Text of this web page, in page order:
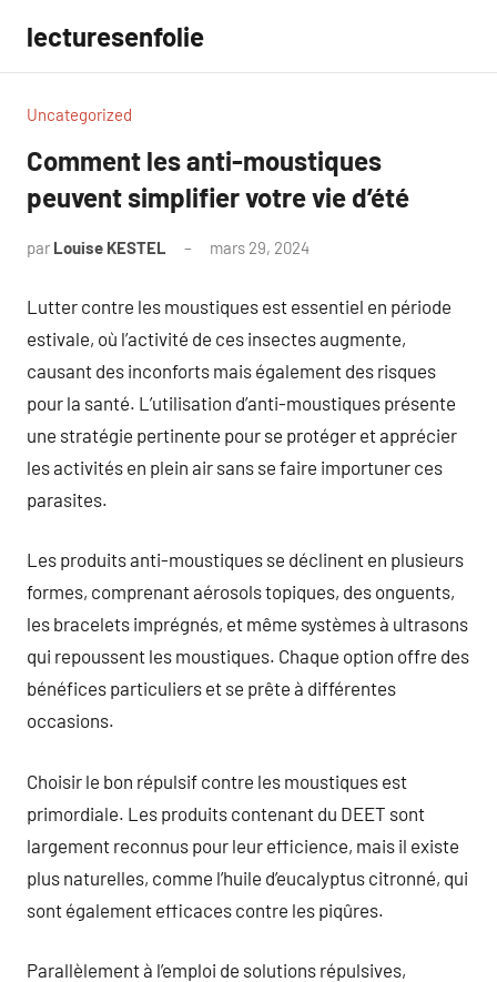
contenu
lecturesenfolie
Uncategorized
Comment les anti-moustiques
peuvent simplifier votre vie d’été
par Louise KESTEL mars 29, 2024
Lutter contre les moustiques est essentiel en période
estivale, où l’activité de ces insectes augmente,
causant des inconforts mais également des risques
pour la santé. L’utilisation d’anti-moustiques présente
une stratégie pertinente pour se protéger et apprécier
les activités en plein air sans se faire importuner ces
parasites.
Les produits anti-moustiques se déclinent en plusieurs
formes, comprenant aérosols topiques, des onguents,
les bracelets imprégnés, et même systèmes à ultrasons
qui repoussent les moustiques. Chaque option offre des
bénéfices particuliers et se prête à différentes
occasions.
Choisir le bon répulsif contre les moustiques est
primordiale. Les produits contenant du DEET sont
largement reconnus pour leur efficience, mais il existe
plus naturelles, comme l’huile d’eucalyptus citronné, qui
sont également efficaces contre les piqûres.
Parallèlement à l’emploi de solutions répulsives,